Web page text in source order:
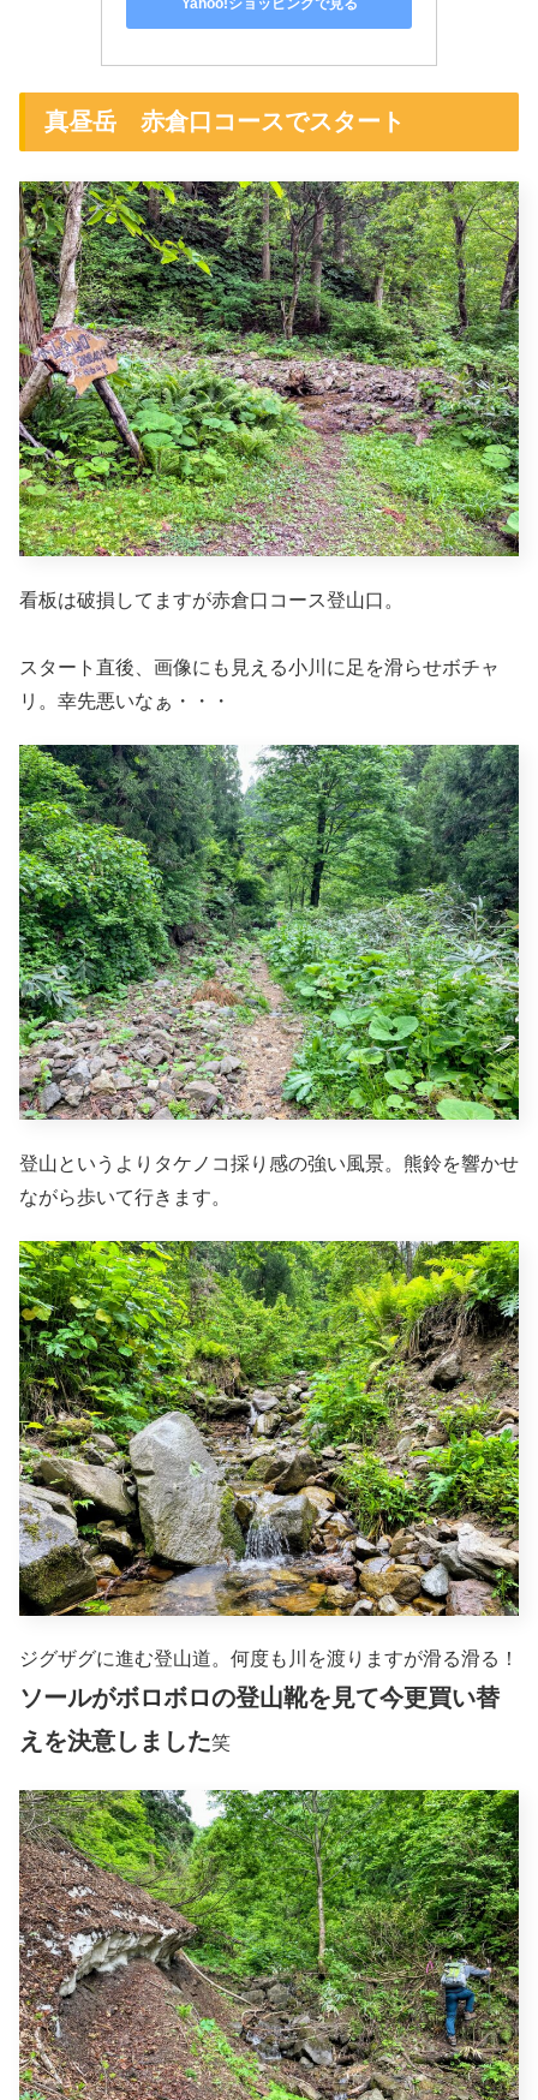
Yahoo!ショッピングで見る
真昼岳 赤倉口コースでスタート
看板は破損してますが赤倉口コース登山口。
スタート直後、画像にも見える小川に足を滑らせボチャ
リ。幸先悪いなぁ・・・
登山というよりタケノコ採り感の強い風景。熊鈴を響かせ
ながら歩いて行きます。
ジグザグに進む登山道。何度も川を渡りますが滑る滑る！
ソールがボロボロの登山靴を見て今更買い替
えを決意しました笑